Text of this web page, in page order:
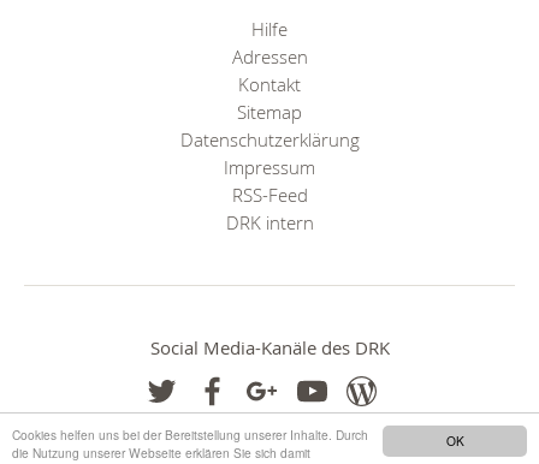
OK
Cookies helfen uns bei der Bereitstellung unserer Inhalte. Durch
die Nutzung unserer Webseite erklären Sie sich damit
Hilfe
Adressen
Kontakt
Sitemap
Datenschutzerklärung
Impressum
RSS-Feed
DRK intern
Social Media-Kanäle des DRK